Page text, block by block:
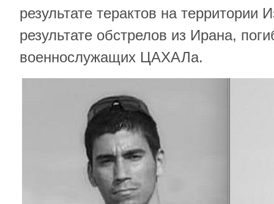
результате терактов на территории
результате обстрелов из Ирана,
военнослужащих ЦАХАЛа.